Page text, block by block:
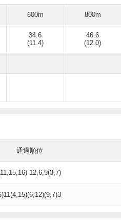
600m 800m
34.6
(11.4)
46.6
(12.0)
通過順位
12,6,9(3,7)